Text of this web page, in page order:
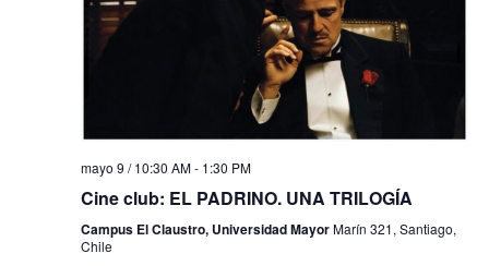
mayo 9 / 10:30 AM- 1:30 PM
Cine club: EL PADRINO. UNA TRILOGÍA
Campus El Claustro, Universidad MayorMarín 321, Santiago,
Chile